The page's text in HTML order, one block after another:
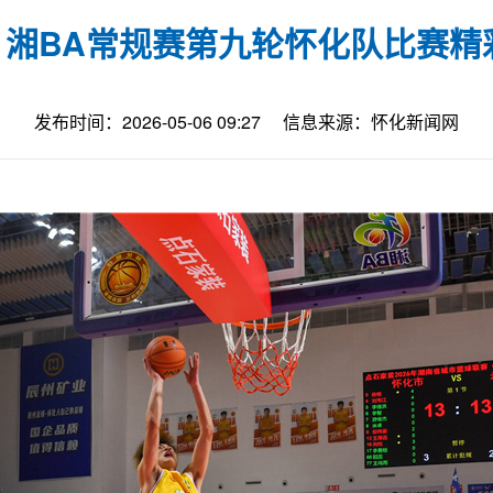
BA常规赛第九轮怀化队比赛精
发布时间：2026-05-06 09:27 信息来源：怀化新闻网